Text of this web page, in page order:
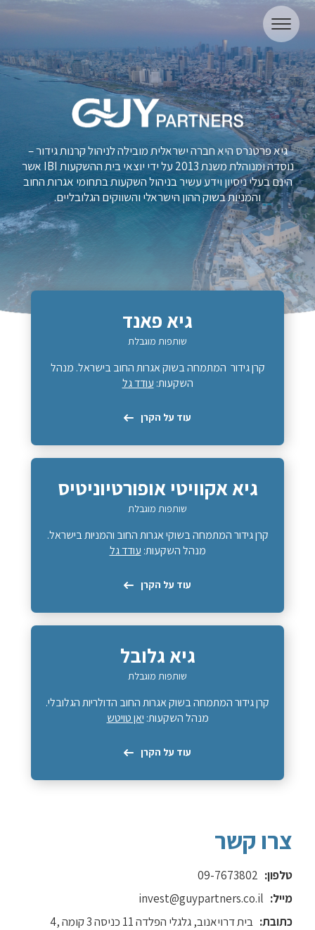
גיא פרטנרס היא חברה ישראלית מובילה לניהול קרנות גידור –
נוסדה ומנוהלת משנת 2013 על ידי יוצאי בית ההשקעות IBI אשר
הינם בעלי ניסיון וידע עשיר בניהול השקעות בתחומי אגרות החוב
והמניות בשוק ההון הישראלי והשווקים הגלובליים.
גיא פאנד
שותפות מוגבלת
קרן גידור המתמחה בשוק אגרות החוב בישראל. מנהל
השקעות: עודד גל
עוד על הקרן
גיא אקוויטי אופורטיוניטיס
שותפות מוגבלת
קרן גידור המתמחה בשוקי אגרות החוב והמניות בישראל.
מנהל השקעות: עודד גל
עוד על הקרן
גיא גלובל
שותפות מוגבלת
קרן גידור המתמחה בשוק אגרות החוב הדולריות הגלובלי.
מנהל השקעות: יאן טויטש
עוד על הקרן
צרו קשר
טלפון: 09-7673802
מייל: invest@guypartners.co.il
כתובת: בית דרויאנוב, גלגלי הפלדה 11 כניסה 3 קומה ,4